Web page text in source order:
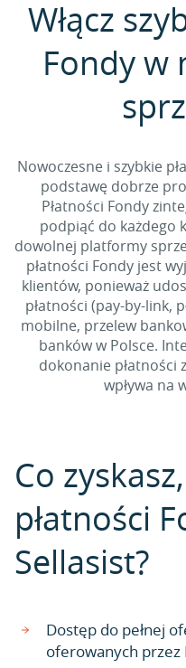
Włącz
Fondy w
Nowoczesne i szybkie
podstawę dobrze
Płatności Fondy
podpiąć do każdego
dowolnej platformy
płatności Fondy jest
klientów, ponieważ
płatności (pay-by-link,
mobilne, przelew
banków w Polsce.
dokonanie płatności
wpływa na
Co
płatności
Sellasist?
Dostęp do pełnej
oferowanych przez